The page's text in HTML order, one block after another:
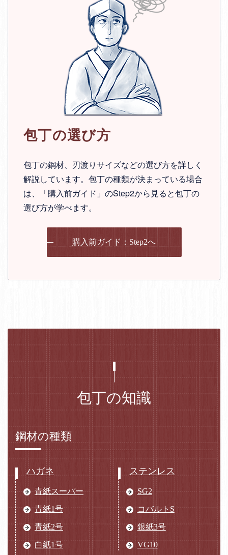
包丁の選び方
包丁の鋼材、刃渡りサイズなどの選び方を詳しく
解説しています。包丁の種類が決まっている場合
は、「購入前ガイド」のStep2から見ると包丁の
選び方が学べます。
購入前ガイド：Step2へ
包丁の知識
鋼材の種類
ハガネ
青紙スーパー
青紙1号
青紙2号
白紙1号
ステンレス
SG2
コバルトS
銀紙3号
VG10